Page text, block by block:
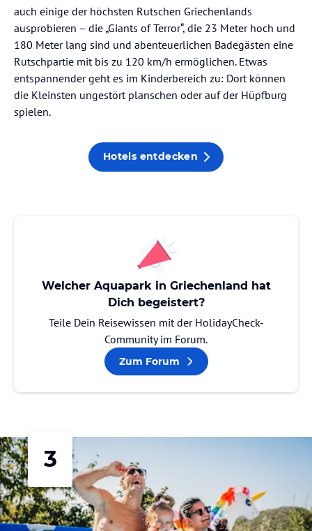
auch einige der höchsten Rutschen Griechenlands
ausprobieren – die „Giants of Terror“, die 23 Meter hoch und
180 Meter lang sind und abenteuerlichen Badegästen eine
Rutschpartie mit bis zu 120 km/h ermöglichen. Etwas
entspannender geht es im Kinderbereich zu: Dort können
die Kleinsten ungestört planschen oder auf der Hüpfburg
spielen.
Hotels entdecken
Welcher Aquapark in Griechenland hat
Dich begeistert?
Teile Dein Reisewissen mit der HolidayCheck-
Community im Forum.
Zum Forum
3